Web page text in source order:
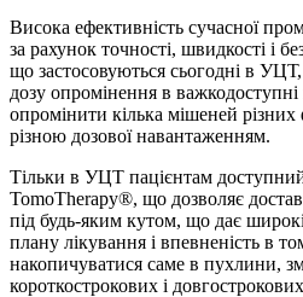
Висока ефективність сучасної
за рахунок точності, швидкості і
що застосовуються сьогодні в
дозу опромінення в
опромінити кілька мішеней різних
різною дозової навантаженням.
Тільки в УЦТ пацієнтам
TomoTherapy®, що дозволяє
під будь-яким кутом, що дає
плану лікування і впевненість в
накопичуватися саме в пухлини,
короткострокових і